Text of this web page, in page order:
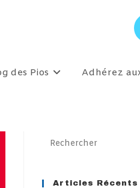
des Pios Adhérez
Articles Récents